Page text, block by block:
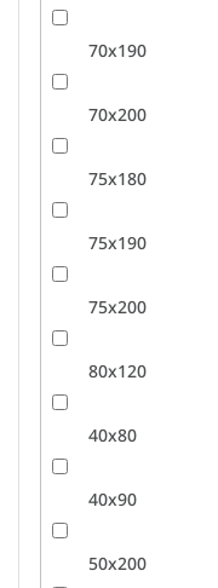
70x190
70x200
75x180
75x190
75x200
80x120
40x80
40x90
50x200